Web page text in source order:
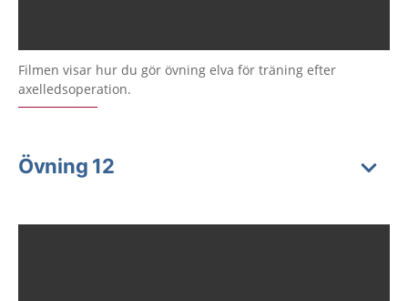
Filmen visar hur du gör övning elva för träning efter
axelledsoperation.
Övning 12